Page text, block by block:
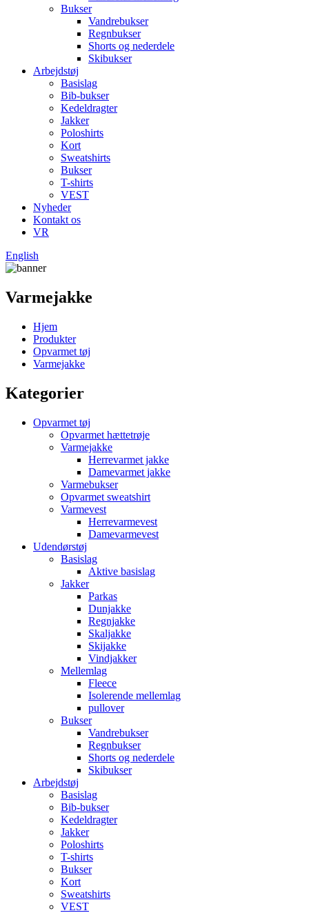
Bukser
Vandrebukser
Regnbukser
Shorts og nederdele
Skibukser
Arbejdstøj
Basislag
Bib-bukser
Kedeldragter
Jakker
Poloshirts
Kort
Sweatshirts
Bukser
T-shirts
VEST
Nyheder
Kontakt os
VR
English
Varmejakke
Hjem
Produkter
Opvarmet tøj
Varmejakke
Kategorier
Opvarmet tøj
Opvarmet hættetrøje
Varmejakke
Herrevarmet jakke
Damevarmet jakke
Varmebukser
Opvarmet sweatshirt
Varmevest
Herrevarmevest
Damevarmevest
Udendørstøj
Basislag
Aktive basislag
Jakker
Parkas
Dunjakke
Regnjakke
Skaljakke
Skijakke
Vindjakker
Mellemlag
Fleece
Isolerende mellemlag
pullover
Bukser
Vandrebukser
Regnbukser
Shorts og nederdele
Skibukser
Arbejdstøj
Basislag
Bib-bukser
Kedeldragter
Jakker
Poloshirts
T-shirts
Bukser
Kort
Sweatshirts
VEST